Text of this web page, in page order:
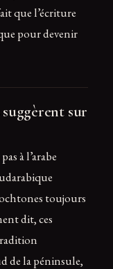
que l’écriture
pour devenir
sur
à l’arabe
toujours
dit, ces
de la péninsule,